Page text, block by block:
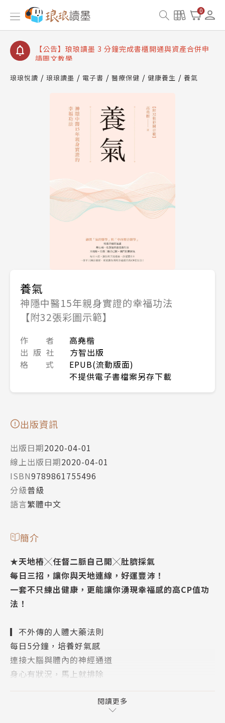
0
【公告】琅琅讀墨數位閱讀資產合併與書櫃開通申請
【公告】琅琅讀墨書櫃開通常見問題
【公告】琅琅讀墨 3 分鐘完成書櫃開通與資產合併申
請圖文教學
查詢
琅琅悅讀 琅琅讀墨 電子書 醫療保健 健康養生 養氣
養氣
神隱中醫15年親身實證的幸福功法
【附32張彩圖示範】
作 者
高堯楷
出 版 社
方智出版
格 式
EPUB(流動版面)
不提供電子書檔案另存下載
出版資訊
出版日期2020-04-01
線上出版日期2020-04-01
ISBN9789861755496
分級普級
語言繁體中文
簡介
★天地樁╳任督二脈自己開╳肚臍採氣
每日三招，讓你與天地連線，好運豐沛！
一套不只練出健康，更能讓你湧現幸福感的高CP值功
法！
▎不外傳的人體大藥法則
每日5分鐘，培養好氣感
連接大腦與體內的神經通道
身心有狀況，馬上就排除
◆只練「天樁」與「地樁」，就能與天地連線，消除壓
閱讀更多